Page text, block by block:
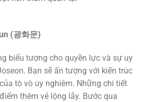
(광화문)
biểu tượng cho quyền lực và sự uy
Bạn sẽ ấn tượng với kiến trúc
tò vò uy nghiêm. Những chi tiết
thêm vẻ lộng lẫy. Bước qua